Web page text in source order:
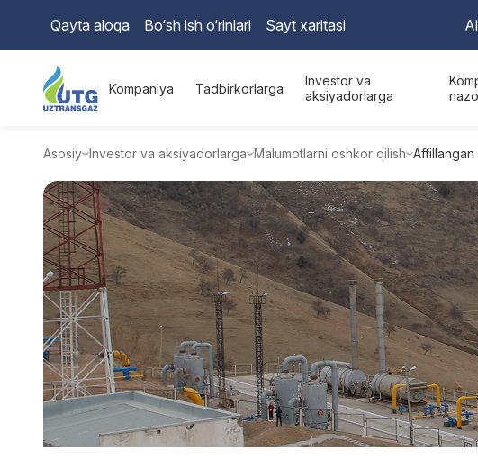
Qayta aloqa Bo‘sh ish o‘rinlari Sayt xaritasi
Kompaniya Tadbirkorlarga
Investor va
aksiyadorlarga
Asosiy Investor va aksiyadorlarga Malumotlarni oshkor qilish